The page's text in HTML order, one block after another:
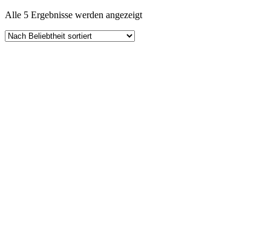
Alle 5 Ergebnisse werden angezeigtNach